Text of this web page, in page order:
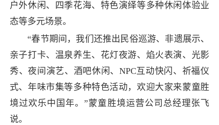
户外休闲、四季花海、特色演绎等多种休闲体验业
态等多元场景。
“春节期间，我们还推出民俗巡游、非遗展示、
亲子打卡、温泉养生、花灯夜游、焰火表演、光影
秀、夜间演艺、酒吧休闲、NPC互动快闪、祈福仪
式、年味市集等多种特色活动，欢迎大家来蒙童胜
境过欢乐中国年。”蒙童胜境运营公司总经理张飞
说。